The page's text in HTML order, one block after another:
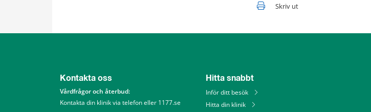
Skriv ut
Kontakta oss
Vårdfrågor och återbud:
Kontakta din klinik via telefon eller 1177.se
Hitta snabbt
Inför ditt besök
Hitta din klinik